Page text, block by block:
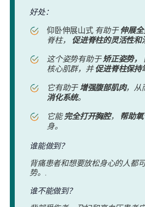
好处：
仰卧伸展山式有助于 伸展
脊柱，
促进脊柱的灵活性和
这个姿势有助于矫正姿势，
核心肌群，并 促进脊柱保持
它有助于 增强腹部肌肉，从
消化系统。
它能完全打开胸腔， 帮助
身。
谁能做到？
背痛患者和想要放松身心的人都
势。.
谁不能做到？